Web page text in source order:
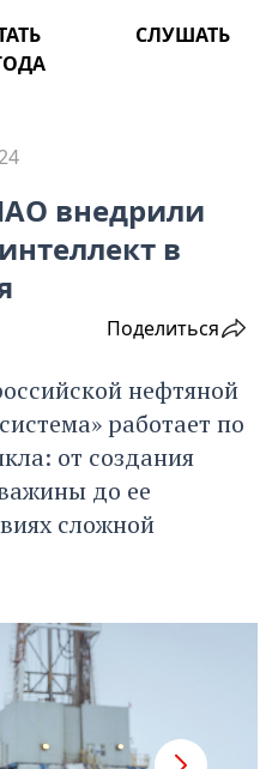
СЛУШАТЬ
внедрили
в
Поделиться
нефтяной
работает по
от создания
до ее
сложной